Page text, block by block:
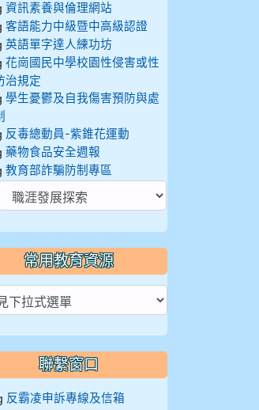
資訊素養與倫理網站
客語能力中級暨中高級認證
英語單字達人練功坊
花崗國民中學校園性侵害或性
治規定
學生憂鬱及自我傷害預防與處
反毒總動員-紫錐花運動
藥物食品安全週報
教育部詐騙防制專區
常用教育資源
聯繫窗口
反霸凌申訴專線及信箱